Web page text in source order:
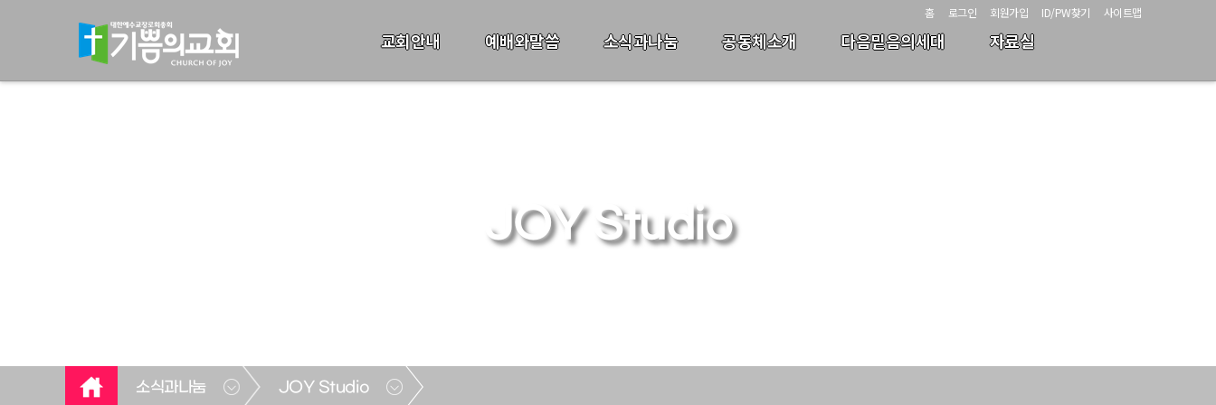
교회안내 예배와말씀 소식과나눔 공동체소개 다음믿음의세대 자료실
홈 로그인 회원가입 ID/PW찾기 사이트맵
JOY Studio
소식과나눔 JOY Studio